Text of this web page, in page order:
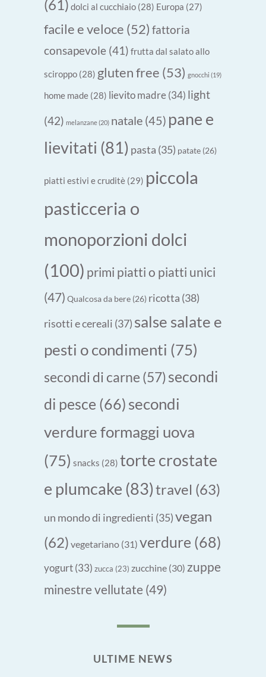
(61) dolci al cucchiaio (28) Europa (27)
facile e veloce (52) fattoria
consapevole (41) frutta dal salato allo
sciroppo (28) gluten free (53) gnocchi (19)
home made (28) lievito madre(34) light
(42) melanzane(20) natale (45) pane e
lievitati (81) pasta (35) patate (26)
piatti estivi e cruditè (29) piccola
pasticceria o
monoporzioni dolci
(100) primi piatti o piatti unici
(47) Qualcosa da bere (26) ricotta (38)
risotti e cereali (37) salse salate e
pesti o condimenti (75)
secondi di carne (57)secondi
di pesce (66) secondi
verdure formaggi uova
(75) snacks (28) torte crostate
e plumcake (83)travel (63)
un mondo di ingredienti (35)vegan
(62) vegetariano (31) verdure (68)
yogurt(33) zucca (23) zucchine (30) zuppe
minestre vellutate (49)
ULTIME NEWS